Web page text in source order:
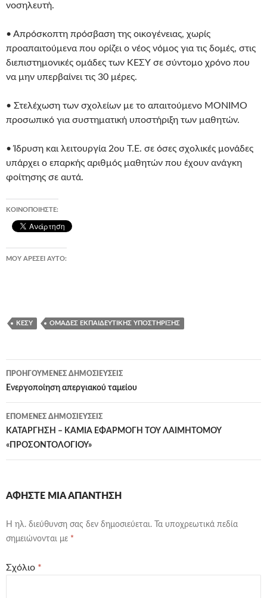
νοσηλευτή.
• Απρόσκοπτη πρόσβαση της οικογένειας, χωρίς
προαπαιτούμενα που ορίζει ο νέος νόμος για τις δομές, στις
διεπιστημονικές ομάδες των ΚΕΣΥ σε σύντομο χρόνο που
να μην υπερβαίνει τις 30 μέρες.
• Στελέχωση των σχολείων με το απαιτούμενο ΜΟΝΙΜΟ
προσωπικό για συστηματική υποστήριξη των μαθητών.
• Ίδρυση και λειτουργία 2ου Τ.Ε. σε όσες σχολικές μονάδες
υπάρχει ο επαρκής αριθμός μαθητών που έχουν ανάγκη
φοίτησης σε αυτά.
ΚΟΙΝΟΠΟΙΉΣΤΕ:
ΜΟΥ ΑΡΈΣΕΙ ΑΥΤΌ:
ΚΕΣΥ ΟΜΆΔΕΣ ΕΚΠΑΙΔΕΥΤΙΚΉΣ ΥΠΟΣΤΉΡΙΞΗΣ
Πλοήγηση
άρθρων
ΠΡΟΗΓΟΎΜΕΝΕΣ ΔΗΜΟΣΙΕΎΣΕΙΣ
Ενεργοποίηση απεργιακού ταμείου
ΕΠΌΜΕΝΕΣ ΔΗΜΟΣΙΕΎΣΕΙΣ
ΚΑΤΑΡΓΗΣΗ – ΚΑΜΙΑ ΕΦΑΡΜΟΓΗ ΤΟΥ ΛΑΙΜΗΤΟΜΟΥ
«ΠΡΟΣΟΝΤΟΛΟΓΙΟΥ»
ΑΦΉΣΤΕ ΜΙΑ ΑΠΆΝΤΗΣΗ
Η ηλ. διεύθυνση σας δεν δημοσιεύεται.
Τα υποχρεωτικά πεδία
σημειώνονται με *
Σχόλιο *